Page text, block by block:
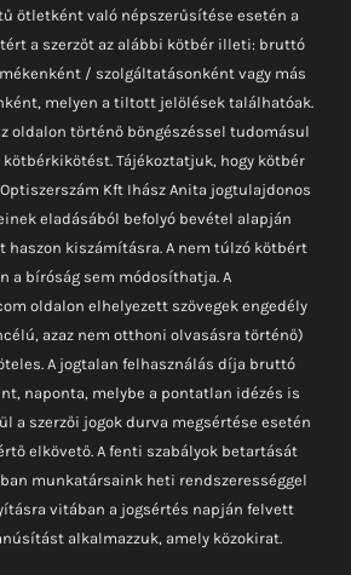
ötletként való népszerűsítése esetén a
a szerzőt az alábbi kötbér illeti: bruttó
/ szolgáltatásonként vagy más
melyen a tiltott jelölések találhatóak.
oldalon történő böngészéssel tudomásul
kötbérkikötést. Tájékoztatjuk, hogy kötbér
Kft Ihász Anita jogtulajdonos
eladásából befolyó bevétel alapján
kiszámításra. A nem túlzó kötbért
a bíróság sem módosíthatja. A
oldalon elhelyezett szövegek engedély
azaz nem otthoni olvasásra történő)
A jogtalan felhasználás díja bruttó
naponta, melybe a pontatlan idézés is
a szerzői jogok durva megsértése esetén
elkövető. A fenti szabályok betartását
munkatársaink heti rendszerességgel
vitában a jogsértés napján felvett
alkalmazzuk, amely közokirat.